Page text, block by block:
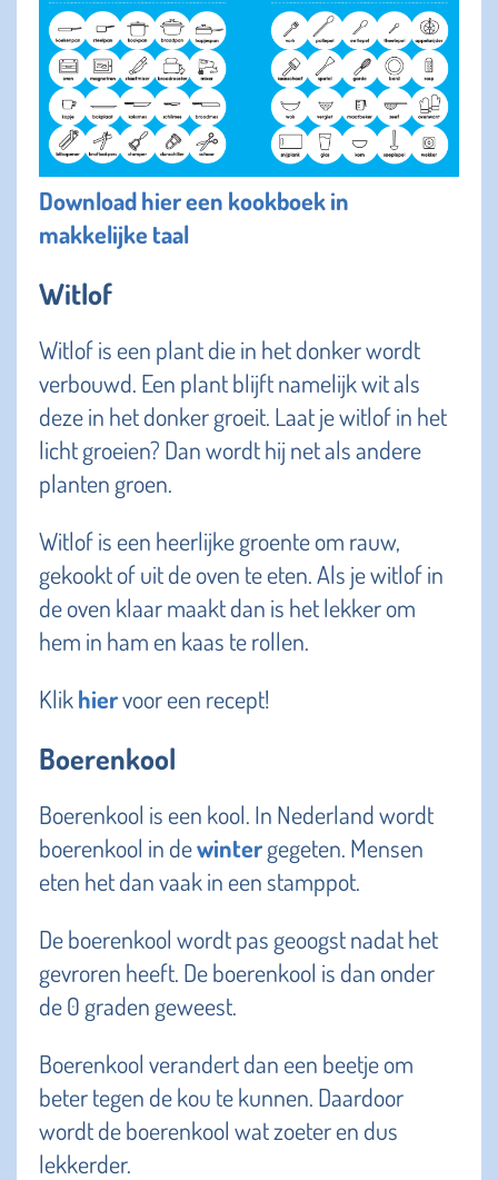
Download hier een kookboek in
makkelijke taal
Witlof
Witlof is een plant die in het donker wordt
verbouwd. Een plant blijft namelijk wit als
deze in het donker groeit. Laat je witlof in het
licht groeien? Dan wordt hij net als andere
planten groen.
Witlof is een heerlijke groente om rauw,
gekookt of uit de oven te eten. Als je witlof in
de oven klaar maakt dan is het lekker om
hem in ham en kaas te rollen.
Klikhiervoor een recept!
Boerenkool
Boerenkool is een kool. In Nederland wordt
boerenkool in dewintergegeten. Mensen
eten het dan vaak in een stamppot.
De boerenkool wordt pas geoogst nadat het
gevroren heeft. De boerenkool is dan onder
de 0 graden geweest.
Boerenkool verandert dan een beetje om
beter tegen de kou te kunnen. Daardoor
wordt de boerenkool wat zoeter en dus
lekkerder.